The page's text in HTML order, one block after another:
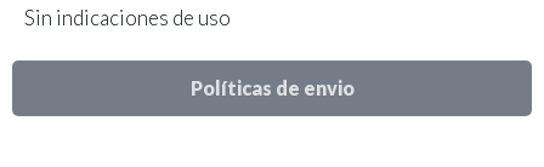
Políticas de envio
Sin indicaciones de uso